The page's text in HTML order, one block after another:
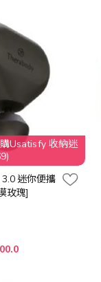
Usatisfy 收納迷
迷你便攜
玫瑰]